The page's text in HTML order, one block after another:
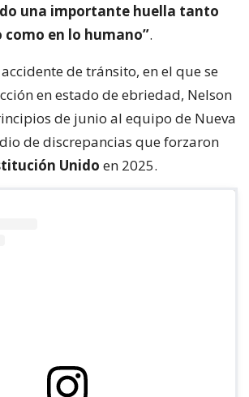
una importante huella tanto
en lo humano”.
de tránsito, en el que se
en estado de ebriedad, Nelson
de junio al equipo de Nueva
de discrepancias que forzaron
Unido en 2025.